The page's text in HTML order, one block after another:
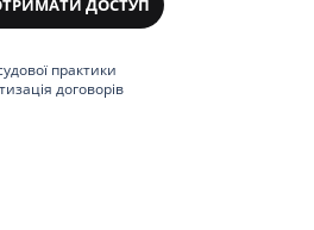
ДОСТУП
практики
договорів